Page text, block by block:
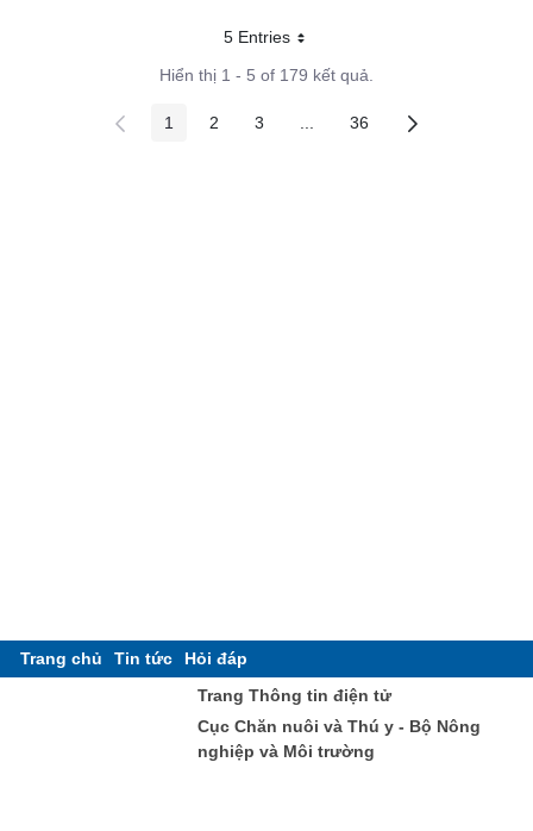
5 EntriesMỗi trang
Hiển thị 1 - 5 of 179 kết quả.
Các trang trên cổng
1 Các trang trên cổng
2 Các trang trên cổng
3 Các trang trung gian
Các trang trên cổng
36
Trang chủ Tin tức
Hỏi đáp
Trang Thông tin điện tử
Cục Chăn nuôi và Thú y - Bộ Nông
nghiệp và Môi trường